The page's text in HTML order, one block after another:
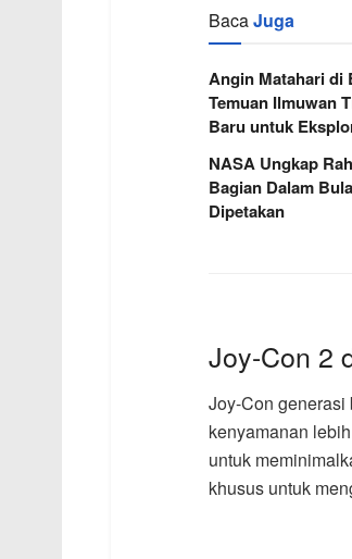
BacaJuga
Angin Matahari di
Temuan Ilmuwan
Baru untuk
NASA Ungkap
Bagian Dalam
Dipetakan
Joy-Con 2
Joy-Con generasi
kenyamanan
untuk
khusus untuk